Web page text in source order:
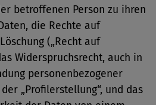
betroffenen Person zu ihren
die Rechte auf
(„Recht auf
Widerspruchsrecht, auch in
personenbezogener
„Profilerstellung“, und das